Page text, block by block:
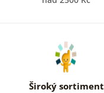
Široký sortiment